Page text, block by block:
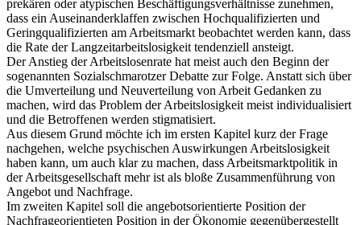
prekären oder atypischen Beschäftigungsverhältnisse zunehmen,
dass ein Auseinanderklaffen zwischen Hochqualifizierten und
Geringqualifizierten am Arbeitsmarkt beobachtet werden kann, dass
die Rate der Langzeitarbeitslosigkeit tendenziell ansteigt.
Der Anstieg der Arbeitslosenrate hat meist auch den Beginn der
sogenannten Sozialschmarotzer Debatte zur Folge. Anstatt sich über
die Umverteilung und Neuverteilung von Arbeit Gedanken zu
machen, wird das Problem der Arbeitslosigkeit meist individualisiert
und die Betroffenen werden stigmatisiert.
Aus diesem Grund möchte ich im ersten Kapitel kurz der Frage
nachgehen, welche psychischen Auswirkungen Arbeitslosigkeit
haben kann, um auch klar zu machen, dass Arbeitsmarktpolitik in
der Arbeitsgesellschaft mehr ist als bloße Zusammenführung von
Angebot und Nachfrage.
Im zweiten Kapitel soll die angebotsorientierte Position der
Nachfrageorientieten Position in der Ökonomie gegenübergestellt